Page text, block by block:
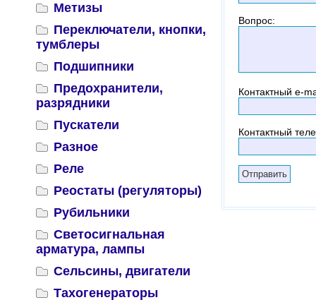
Метизы
Переключатели, кнопки,
тумблеры
Подшипники
Предохранители,
разрядники
Пускатели
Разное
Реле
Реостаты (регуляторы)
Рубильники
Светосигнальная
арматура, лампы
Сельсины, двигатели
Тахогенераторы
Вопрос:
Контактный e-
Контактный